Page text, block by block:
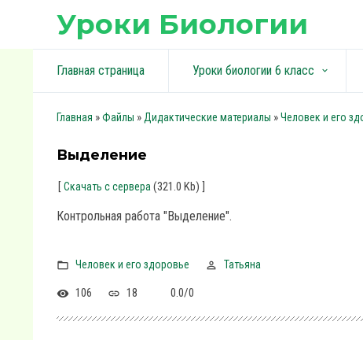
Уроки Биологии
Главная страница Уроки биологии 6 класс keyboard_arrow_down
Главная »Файлы » Дидактические материалы »Человек и его
Выделение
[Скачать с сервера (321.0 Kb) ]
Контрольная работа "Выделение".
Человек и его здоровье Татьяна
106 18 0.0/0